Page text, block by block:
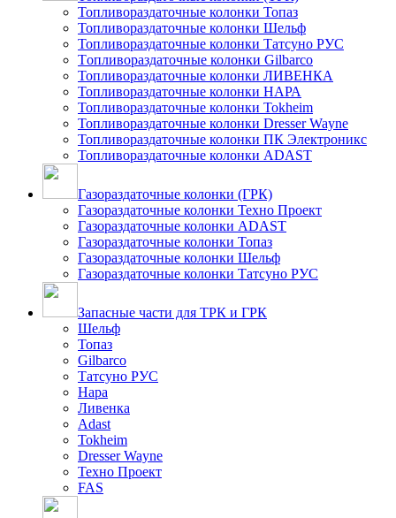
Топливораздаточные колонки Топаз
Топливораздаточные колонки Шельф
Топливораздаточные колонки Татсуно РУС
Tопливораздаточные колонки Gilbarco
Топливораздаточные колонки ЛИВЕНКА
Топливораздаточные колонки НАРА
Топливораздаточные колонки Tokheim
Топливораздаточные колонки Dresser Wayne
Топливораздаточные колонки ПК Электроникс
Топливораздаточные колонки ADAST
Газораздаточные колонки (ГРК)
Газораздаточные колонки Техно Проект
Газораздаточные колонки ADAST
Газораздаточные колонки Топаз
Газораздаточные колонки Шельф
Газораздаточные колонки Татсуно РУС
Запасные части для ТРК и ГРК
Шельф
Топаз
Gilbarco
Татсуно РУС
Нара
Ливенка
Adast
Tokheim
Dresser Wayne
Техно Проект
FAS